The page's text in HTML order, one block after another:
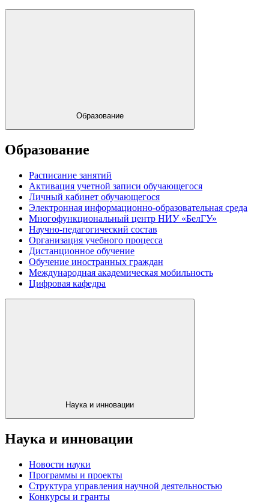
Образование
Образование
Расписание занятий
Активация учетной записи обучающегося
Личный кабинет обучающегося
Электронная информационно-образовательная среда
Многофункциональный центр НИУ «БелГУ»
Научно-педагогический состав
Организация учебного процесса
Дистанционное обучение
Обучение иностранных граждан
Международная академическая мобильность
Цифровая кафедра
Наука и инновации
Наука и инновации
Новости науки
Программы и проекты
Структура управления научной деятельностью
Конкурсы и гранты